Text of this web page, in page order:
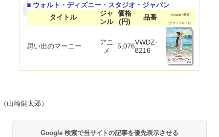
■ ウォルト・ディズニー・スタジオ・ジャパン
タイトル
ジャ
ンル
価格
(円)
品番 Amazonで検索
(アフィリエイト)
思い出のマーニー
アニ
メ
5,076VWDZ-
8216
（山崎健太郎）
Google 検索で当サイトの記事を優先表示させる